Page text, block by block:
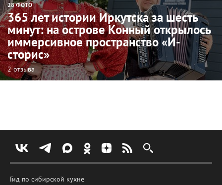
28 ФОТО
365 лет истории Иркутска за шесть
минут: на острове Конный открылось
иммерсивное пространство «И-
сторис»
2 отзыва
Гид по сибирской кухне